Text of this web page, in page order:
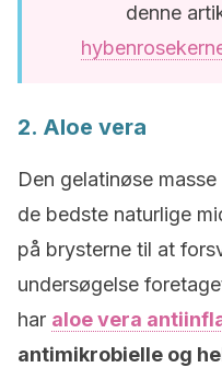
denne
2. Aloe vera
Den gelatinøse
de bedste naturlige
på brysterne til at
undersøgelse
har aloe vera
antimikrobielle og